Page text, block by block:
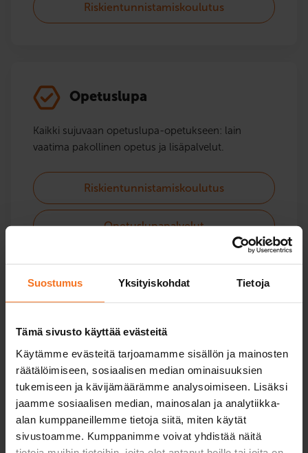
Suostumus Yksityiskohdat Tietoja
Tämä sivusto käyttää evästeitä
Käytämme evästeitä tarjoamamme sisällön ja mainosten
räätälöimiseen, sosiaalisen median ominaisuuksien
tukemiseen ja kävijämäärämme analysoimiseen. Lisäksi
jaamme sosiaalisen median, mainosalan ja analytiikka-
alan kumppaneillemme tietoja siitä, miten käytät
sivustoamme. Kumppanimme voivat yhdistää näitä
Riskientunnistamiskoulutus
Opetuslupa
Kaikki sujuvaan opetuslupa-opetukseen: lain
vaatima pakollinen opetus ja lisäpalvelut.
Riskientunnistamiskoulutus
Opetuslupapalvelut
Kurssit ja mopo- ja mopoauto-opetukseen. Ajo-
opetusta keväästä syksyyn ja teoriatunteja läpi
vuoden.
Mopokortti